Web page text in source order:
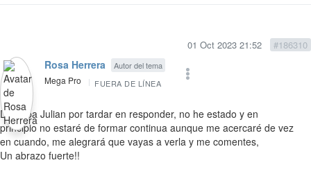
01 Oct 2023 21:52 #186310
Rosa Herrera Autor del tema
Mega Pro FUERA DE LÍNEA
Disculpa Julian por tardar en responder, no he estado y en
principio no estaré de formar continua aunque me acercaré de vez
en cuando, me alegrará que vayas a verla y me comentes,
Un abrazo fuerte!!